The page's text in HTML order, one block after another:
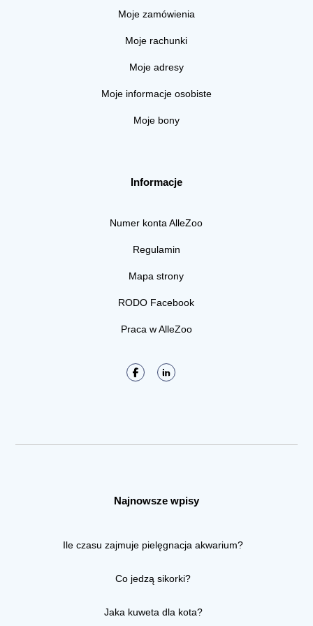
Moje zamówienia
Moje rachunki
Moje adresy
Moje informacje osobiste
Moje bony
Informacje
Numer konta AlleZoo
Regulamin
Mapa strony
RODO Facebook
Praca w AlleZoo
Najnowsze wpisy
Ile czasu zajmuje pielęgnacja akwarium?
Co jedzą sikorki?
Jaka kuweta dla kota?